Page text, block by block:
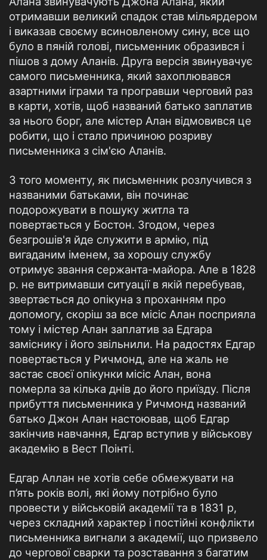
отримавши великий спадок став мільярдером
і виказав своєму всиновленому сину, все що
було в пяній голові, письменник образився і
пішов з дому Аланів. Друга версія звинувачує
самого письменника, який захоплювався
азартними іграми та програвши черговий раз
в карти, хотів, щоб названий батько заплатив
за нього борг, але містер Алан відмовився це
робити, що і стало причиною розриву
письменника з сім'єю Аланів.
З того моменту, як письменник розлучився з
названими батьками, він починає
подорожувати в пошуку житла та
повертається у Бостон. Згодом, через
безгрошів'я йде служити в армію, під
вигаданим іменем, за хорошу службу
отримує звання сержанта-майора. Але в 1828
р. не витримавши ситуації в якій перебував,
звертається до опікуна з проханням про
допомогу, скоріш за все місіс Алан посприяла
тому і містер Алан заплатив за Едгара
заміснику і його звільнили. На радостях Едгар
повертається у Ричмонд, але на жаль не
застає своєї опікунки місіс Алан, вона
померла за кілька днів до його приїзду. Після
прибуття письменника у Ричмонд названий
батько Джон Алан настоював, щоб Едгар
закінчив навчання, Едгар вступив у військову
академію в Вест Поінті.
Едгар Аллан не хотів себе обмежувати на
п’ять років волі, які йому потрібно було
провести у військовій академії та в 1831 р,
через складний характер і постійні конфлікти
письменника вигнали з академії, що призвело
до чергової сварки та розставання з багатим